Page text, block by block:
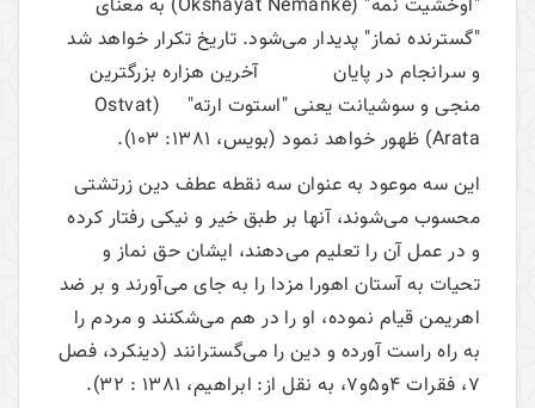
"اوخشیت نمه" (Okshayat Nemanke) به معنای
"گسترنده نماز" پدیدار می‌شود. تاریخ تکرار خواهد شد
و سرانجام در پایان آخرین هزاره بزرگترین
منجی و سوشیانت یعنی "استوت ارته" (Ostvat
Arata) ظهور خواهد نمود (بویس، 1381: 103).
این سه موعود به عنوان سه نقطه عطف دین زرتشتی
محسوب می‌شوند، آنها بر طبق خیر و نیکی رفتار کرده
و در عمل آن را تعلیم می‌دهند، ایشان حق نماز و
تحیات به آستان اهورا مزدا را به جای می‌آورند و بر ضد
اهریمن قیام نموده، او را در هم می‌شکنند و مردم را
به راه راست آورده و دین را می‌گسترانند (دینکرد، فصل
7، فقرات 4و5و7، به نقل از: ابراهیم، 1381 : 32).